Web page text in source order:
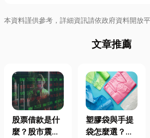
本資料謹供參考，詳細資訊請依政府資料開放平
文章推薦
股票借款是什
麼？股市震盪|
塑膠袋與手提
袋怎麼選？材